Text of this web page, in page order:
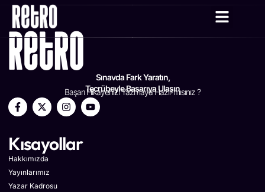
Sınavda Fark Yaratın,
Tecrübeyle Başarıya Ulaşın
Başarı Hikayenizi Yazmaya Hazır mısınız ?
Kısayollar
Hakkımızda
Yayınlarımız
Yazar Kadrosu